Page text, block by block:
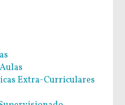
Extra-Curriculares